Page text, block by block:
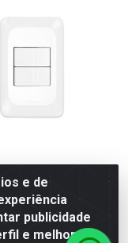
SIMPLES 4X2 10A
21889
Embalagem: UN
e de
publicidade
e melhorar a